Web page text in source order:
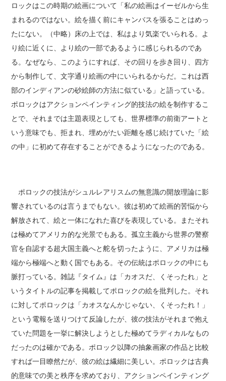
ロックはこの時期の絵画について「私の絵画はイーゼルから生
まれるのではない。絵を描く前にキャンバスを張ることはめっ
たにない。（中略）床の上では、私はより気楽でいられる。よ
り絵に近くに、より絵の一部であるように感じられるのであ
る。なぜなら、このようにすれば、その回りを歩き回り、四方
から制作して、文字通り絵画の中にいられるからだ。これは西
部のインディアンの砂絵師の方法に似ている」と語っている。
ポロックはアクションペインティング的技法の絵を制作するこ
とで、それまでは主題表現としても、世界標準の前衛アートと
いう意味でも、拒まれ、埋めがたい距離を感じ続けていた「絵
の中」に初めて存在することができるようになったのである。
ポロックの技法がシュルレアリスムの無意識の開放理論に影
響されているのは言うまでもない。彼は初めて絵画的苦悩から
解放されて、絵と一体になれた喜びを表現している。またそれ
は極めてアメリカ的な光景でもある。孤立主義から世界の警察
官を自認する超大国主義へと舵を切ったように、アメリカは極
端から極端へと動く国でもある。その伝統はポロックの中にも
脈打っている。雑誌『タイム』は「カオスだ、くそったれ」と
いうタイトルの記事を掲載してポロックの絵を批判した。それ
に対してポロックは「カオスなんかじゃない、くそったれ！」
という電報を送りつけて反論したが、彼の技法がそれまで抱え
ていた問題を一挙に解決しようとした極めてラディカルなもの
だったのは確かである。ポロック以降の抽象画家の作品と比較
すれば一目瞭然だが、彼の絵は繊細に美しい。ポロックは古典
的意味での美と秩序を求めており、アクションペインティング